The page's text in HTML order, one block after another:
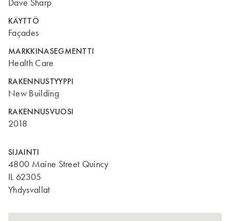
Dave Sharp
KÄYTTÖ
Façades
MARKKINASEGMENTTI
Health Care
RAKENNUSTYYPPI
New Building
RAKENNUSVUOSI
2018
SIJAINTI
4800 Maine Street Quincy
IL 62305
Yhdysvallat